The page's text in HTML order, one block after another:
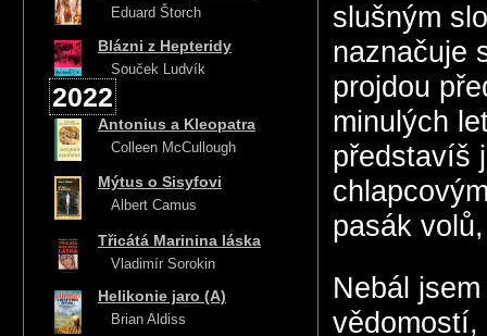
Eduard Štorch
Blázni z Hepteridy
Souček Ludvík
2022
Antonius a Kleopatra
Colleen McCullough
Mýtus o Sisyfovi
Albert Camus
Třicátá Marinina láska
Vladimír Sorokin
Helikonie jaro (A)
Brian Aldiss
slušným
naznačuje
projdou
minulých
představíš
pasák
Nebál
vědomostí,